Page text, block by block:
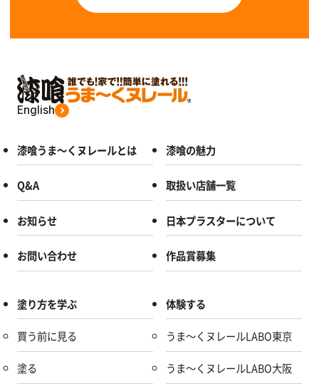
English
漆喰うま～くヌレールとは 漆喰の魅力
Q&A 取扱い店舗一覧
お知らせ 日本プラスターについて
お問い合わせ 作品賞募集
塗り方を学ぶ
買う前に見る
塗る
体験する
うま～くヌレールLABO東京
うま～くヌレールLABO大阪